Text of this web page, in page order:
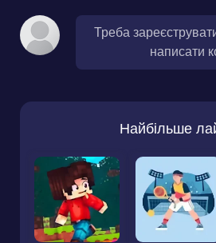
Треба
написати
Найбільше